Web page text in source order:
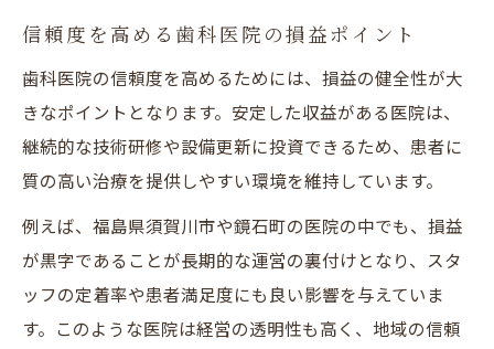
信頼度を高める歯科医院の損益ポイント
歯科医院の信頼度を高めるためには、損益の健全性が大
きなポイントとなります。安定した収益がある医院は、
継続的な技術研修や設備更新に投資できるため、患者に
質の高い治療を提供しやすい環境を維持しています。
例えば、福島県須賀川市や鏡石町の医院の中でも、損益
が黒字であることが長期的な運営の裏付けとなり、スタ
ッフの定着率や患者満足度にも良い影響を与えていま
す。このような医院は経営の透明性も高く、地域の信頼